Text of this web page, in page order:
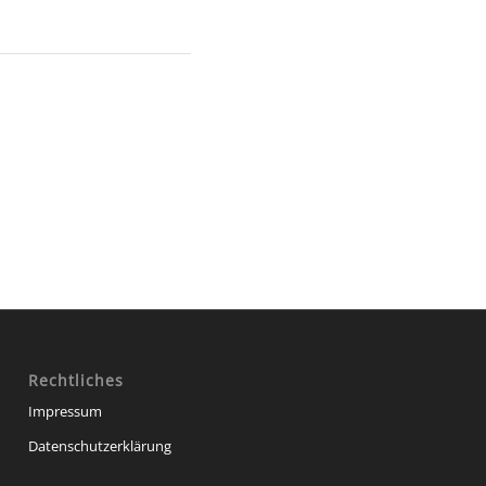
Rechtliches
Impressum
Datenschutzerklärung